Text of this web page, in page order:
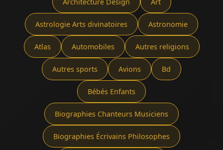
Astrologie Arts divinatoires Astronomie
Atlas Automobiles Autres religions
Autres sports Avions Bd
Bébés Enfants
Biographies Chanteurs Musiciens
Biographies Écrivains Philosophes